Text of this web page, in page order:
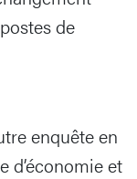
de
enquête en
d’économie et